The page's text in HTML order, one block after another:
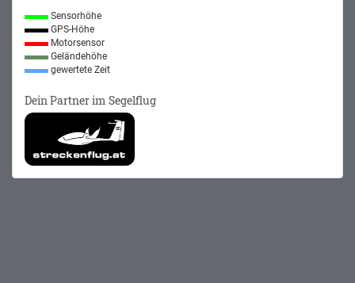
Sensorhöhe
GPS-Höhe
Motorsensor
Geländehöhe
gewertete Zeit
Dein Partner im Segelflug